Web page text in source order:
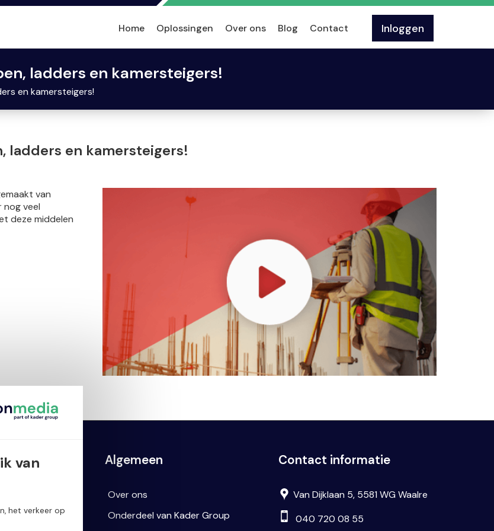
Home Oplossingen Over ons Blog Contact Inloggen
ladders en kamersteigers!
en kamersteigers!
ladders en kamersteigers!
van
nog veel
deze middelen
Algemeen
Over ons
Onderdeel van Kader Group
Contact informatie
Van Dijklaan 5, 5581 WG Waalre
040 720 08 55
van
het verkeer op